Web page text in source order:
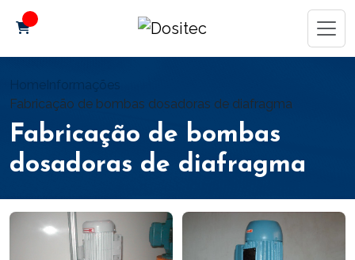
HomeInformações
Fabricação de bombas dosadoras de diafragma
Fabricação de bombas
dosadoras de diafragma